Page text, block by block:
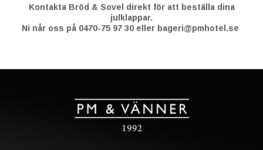
Kontakta Bröd & Sovel direkt för att beställa dina
julklappar.
Ni når oss på 0470-75 97 30 eller bageri@pmhotel.se